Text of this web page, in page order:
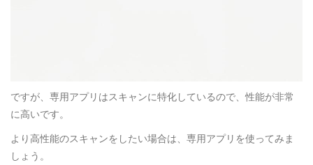
ですが、専用アプリはスキャンに特化しているので、性能が非常
に高いです。
より高性能のスキャンをしたい場合は、専用アプリを使ってみま
しょう。